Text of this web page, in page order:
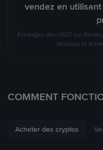
vendez en
Échangez des USDT sur
dessous et
COMMENT
Acheter des cryptos